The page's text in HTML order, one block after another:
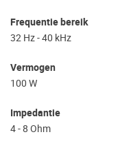
Frequentie bereik
32 Hz - 40 kHz
Vermogen
100 W
Impedantie
4 - 8 Ohm